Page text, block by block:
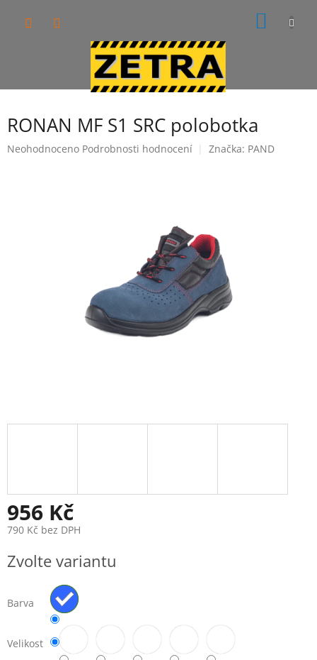
RONAN MF S1 SRC polobotka
Průměrné
Neohodnoceno Podrobnosti hodnocení Značka: PAND
956 Kč
790 Kč bez DPH
cena:
Zvolte variantu
Barva
Velikost